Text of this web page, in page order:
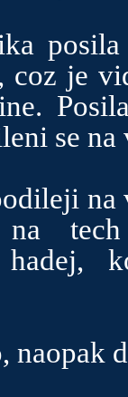
coz je
se
tech
hadej,
naopak